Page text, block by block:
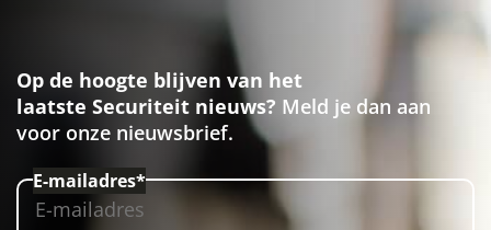
Op de hoogte blijven van het
laatste Securiteit nieuws? Meld je dan aan
voor onze nieuwsbrief.
E-mailadres*